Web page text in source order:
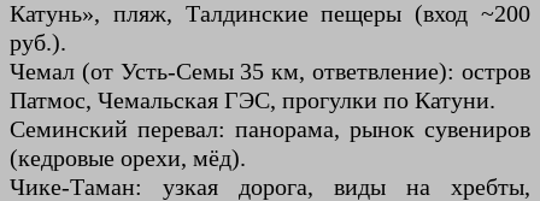
Катунь», пляж, Талдинские пещеры (вход ~200
руб.).
Чемал (от Усть-Семы 35 км, ответвление): остров
Патмос, Чемальская ГЭС, прогулки по Катуни.
Семинский перевал: панорама, рынок сувениров
(кедровые орехи, мёд).
Чике-Таман: узкая дорога, виды на хребты,